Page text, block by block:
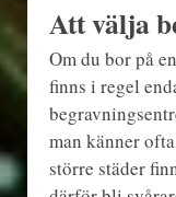
Att välja
Om du bor på
finns i regel
man känner
större städer